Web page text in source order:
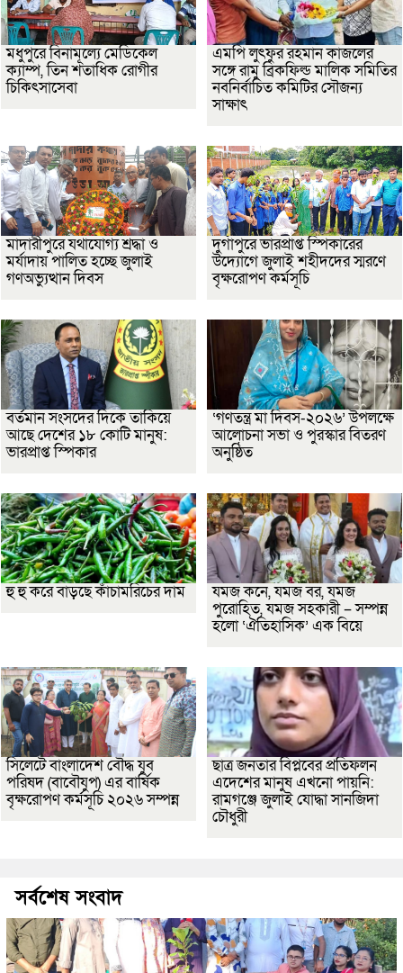
মধুপুরে বিনামূল্যে মেডিকেল
ক্যাম্প, তিন শতাধিক রোগীর
চিকিৎসাসেবা
এমপি লুৎফুর রহমান কাজলের
সঙ্গে রামু ব্রিকফিল্ড মালিক সমিতির
নবনির্বাচিত কমিটির সৌজন্য
সাক্ষাৎ
মাদারীপুরে যথাযোগ্য শ্রদ্ধা ও
মর্যাদায় পালিত হচ্ছে জুলাই
গণঅভ্যুত্থান দিবস
দুর্গাপুরে ভারপ্রাপ্ত স্পিকারের
উদ্যোগে জুলাই শহীদদের স্মরণে
বৃক্ষরোপণ কর্মসূচি
বর্তমান সংসদের দিকে তাকিয়ে
আছে দেশের ১৮ কোটি মানুষ:
ভারপ্রাপ্ত স্পিকার
‘গণতন্ত্র মা দিবস-২০২৬’ উপলক্ষে
আলোচনা সভা ও পুরস্কার বিতরণ
অনুষ্ঠিত
হু হু করে বাড়ছে কাঁচামরিচের দাম
যমজ কনে, যমজ বর, যমজ
পুরোহিত, যমজ সহকারী – সম্পন্ন
হলো ‘ঐতিহাসিক’ এক বিয়ে
সিলেটে বাংলাদেশ বৌদ্ধ যুব
পরিষদ (বাবৌযুপ) এর বার্ষিক
বৃক্ষরোপণ কর্মসূচি ২০২৬ সম্পন্ন
ছাত্র জনতার বিপ্লবের প্রতিফলন
এদেশের মানুষ এখনো পায়নি:
রামগঞ্জে জুলাই যোদ্ধা সানজিদা
চৌধুরী
সর্বশেষ সংবাদ